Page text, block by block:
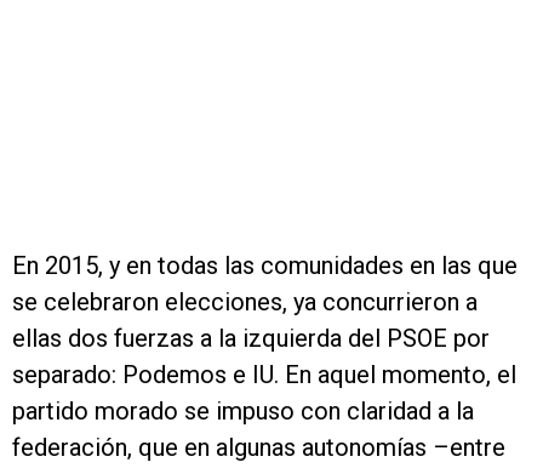
En 2015, y en todas las comunidades en las que
se celebraron elecciones, ya concurrieron a
ellas dos fuerzas a la izquierda del PSOE por
separado: Podemos e IU. En aquel momento, el
partido morado se impuso con claridad a la
federación, que en algunas autonomías –entre